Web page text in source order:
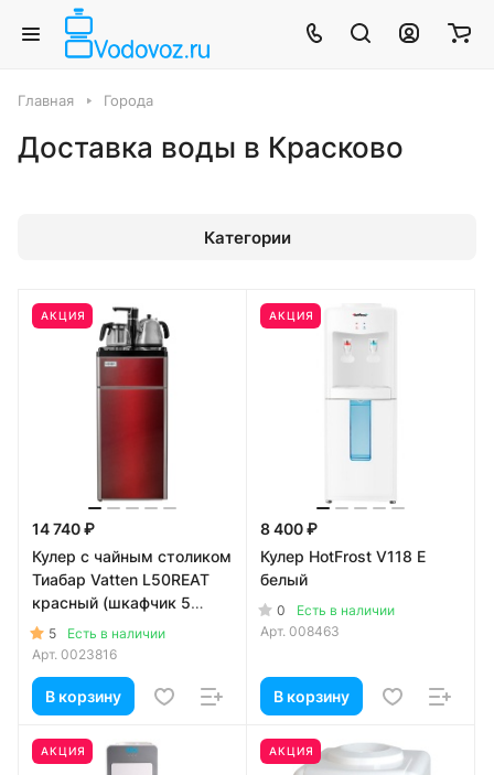
Главная Города
Доставка воды в Красково
Категории
АКЦИЯ
14 740 ₽
Кулер с чайным столиком
Тиабар Vatten L50REAT
красный (шкафчик 5
литров)
5
Есть в наличии
Арт. 0023816
В корзину
АКЦИЯ
8 400 ₽
Кулер HotFrost V118 E
белый
0
Есть в наличии
Арт. 008463
В корзину
АКЦИЯ АКЦИЯ